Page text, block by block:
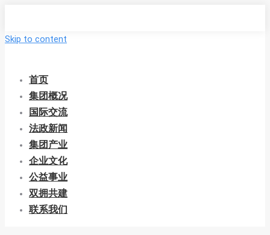
Skip to content
首页
集团概况
国际交流
法政新闻
集团产业
企业文化
公益事业
双拥共建
联系我们